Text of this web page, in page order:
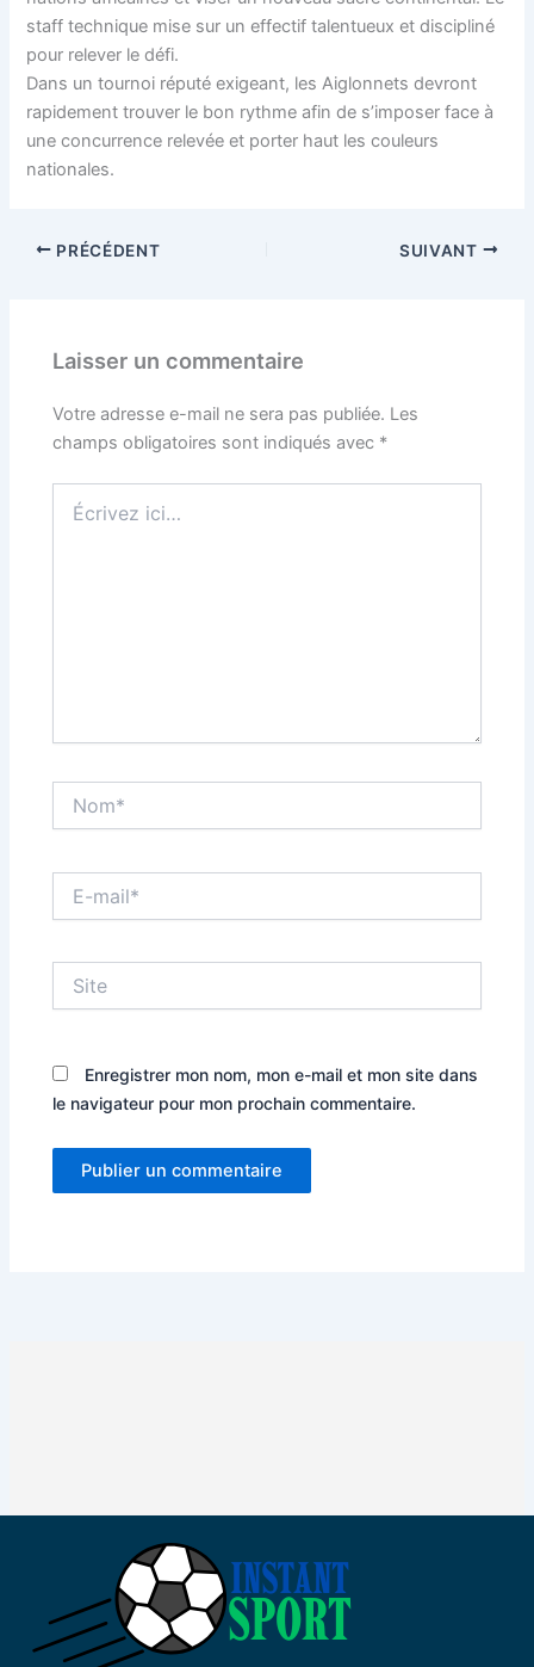
staff technique mise sur un effectif talentueux et discipliné
pour relever le défi.
Dans un tournoi réputé exigeant, les Aiglonnets devront
rapidement trouver le bon rythme afin de s’imposer face à
une concurrence relevée et porter haut les couleurs
nationales.
PRÉCÉDENT SUIVANT
Laisser un commentaire
Votre adresse e-mail ne sera pas publiée. Les
champs obligatoires sont indiqués avec *
ici…
mail*
Enregistrer mon nom, mon e-mail et mon site dans
le navigateur pour mon prochain commentaire.